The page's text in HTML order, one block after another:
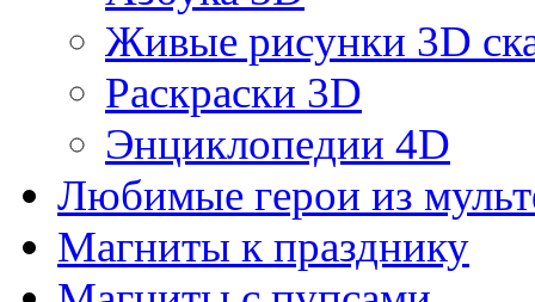
Живые рисунки 3D
Раскраски 3D
Энциклопедии 4D
Любимые герои из
Магниты к празднику